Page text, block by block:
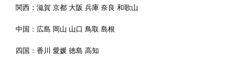
関西：滋賀 京都 大阪 兵庫 奈良 和歌山
中国： 広島 岡山 山口 鳥取 島根
四国：香川 愛媛 徳島 高知